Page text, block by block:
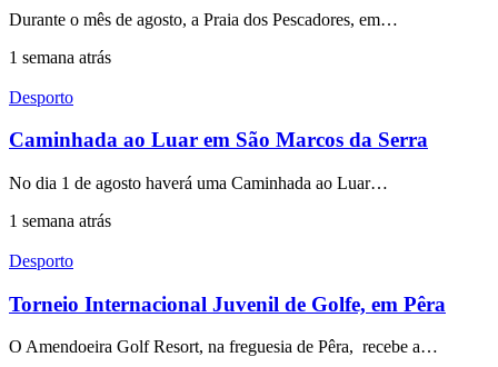
Durante o mês de agosto, a Praia dos Pescadores, em…
1 semana atrás
Desporto
Caminhada ao Luar em São Marcos da Serra
No dia 1 de agosto haverá uma Caminhada ao Luar…
1 semana atrás
Desporto
Torneio Internacional Juvenil de Golfe, em Pêra
O Amendoeira Golf Resort, na freguesia de Pêra, recebe a…